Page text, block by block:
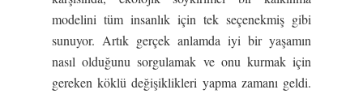
modelini tüm insanlık için tek seçenekmiş gibi
sunuyor. Artık gerçek anlamda iyi bir yaşamın
nasıl olduğunu sorgulamak ve onu kurmak için
gereken köklü değişiklikleri yapma zamanı geldi.